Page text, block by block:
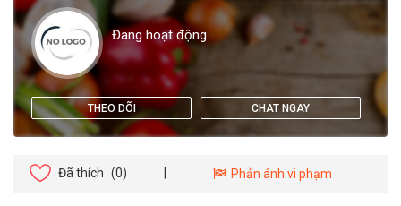
Đang hoạt động
THEO DÕI CHAT NGAY
Đã thích (0) Phản ánh vi phạm